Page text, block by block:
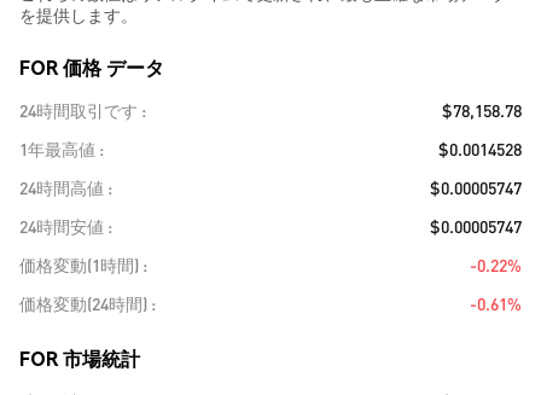
を提供します。
FOR 価格 データ
24時間取引です
$78,158.78
1年最高値
$0.0014528
24時間高値
$0.00005747
24時間安値
$0.00005747
価格変動(1時間)
-0.22%
価格変動(24時間)
-0.61%
FOR 市場統計